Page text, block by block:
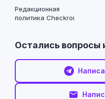
Редакционная
политика Checkroi
Остались вопросы